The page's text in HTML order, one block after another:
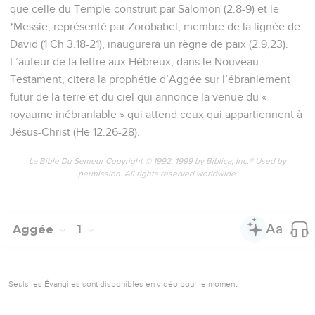
que celle du Temple construit par Salomon (2.8-9) et le
*Messie, représenté par Zorobabel, membre de la lignée de
David (1 Ch 3.18-21), inaugurera un règne de paix (2.9,23).
L’auteur de la lettre aux Hébreux, dans le Nouveau
Testament, citera la prophétie d’Aggée sur l’ébranlement
futur de la terre et du ciel qui annonce la venue du «
royaume inébranlable » qui attend ceux qui appartiennent à
Jésus-Christ (He 12.26-28).
La Bible Du Semeur Copyright © 1992, 1999 by Biblica, Inc.® Used by
permission. All rights reserved worldwide.
Aggée 1
Seuls les Évangiles sont disponibles en vidéo pour le moment.